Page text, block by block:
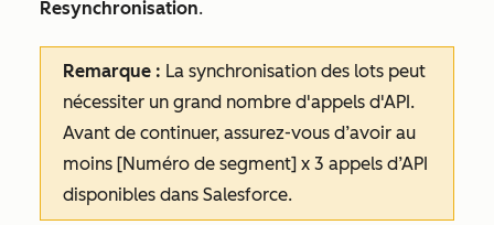
Resynchronisation.
Remarque : La synchronisation des lots peut
nécessiter un grand nombre d'appels d'API.
Avant de continuer, assurez-vous d’avoir au
moins [Numéro de segment] x 3 appels d’API
disponibles dans Salesforce.